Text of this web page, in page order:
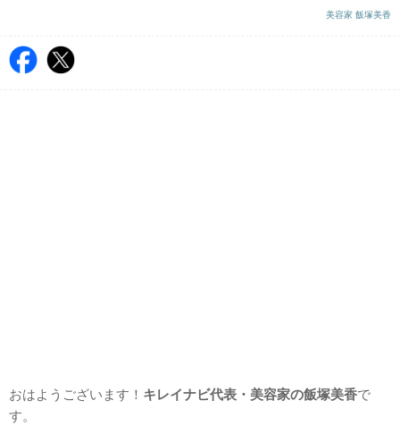
美容家 飯塚美香
おはようございます！ キレイナビ代表・美容家の飯塚美香で
す。